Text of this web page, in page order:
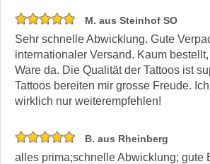
M. aus Steinhof SO
Sehr schnelle Abwicklung. Gute
internationaler Versand. Kaum
Ware da. Die Qualität der Tattoos ist
Tattoos bereiten mir grosse Freude.
wirklich nur weiterempfehlen!
B. aus Rheinberg
alles prima;schnelle Abwicklung; gute